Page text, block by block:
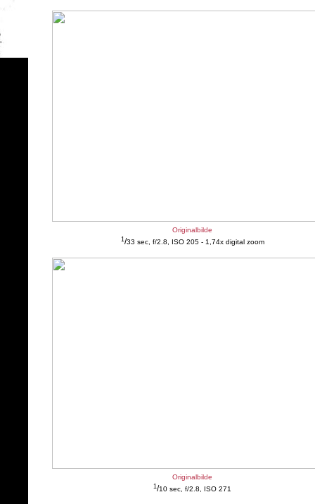
Originalbilde
1 /33 sec, f/2.8, ISO 205 - 1,74x digital zoom
Originalbilde
1/10 sec, f/2.8, ISO 271